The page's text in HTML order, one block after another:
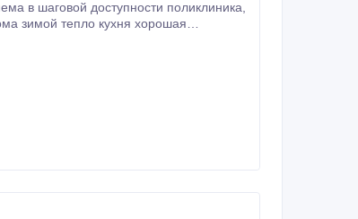
зимой тепло кухня хорошая